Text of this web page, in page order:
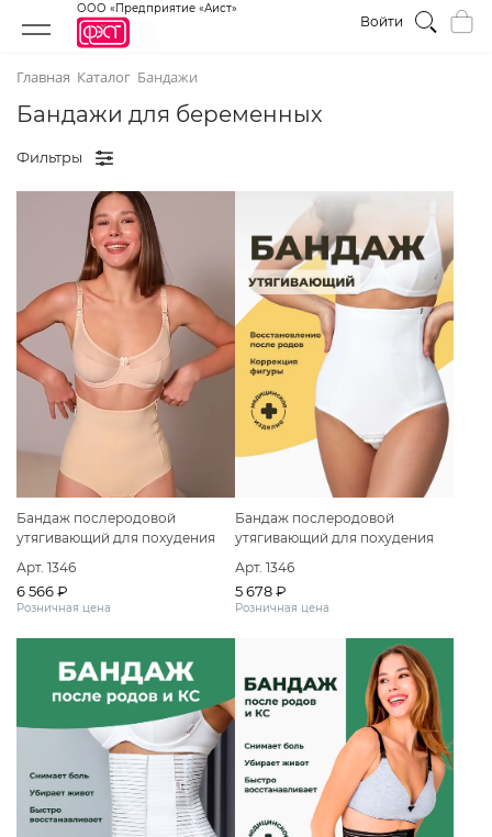
ООО «Предприятие «Аист»
Войти
Главная Каталог Бандажи
Бандажи для беременных
Фильтры
Бандаж послеродовой
утягивающий для похудения
Арт. 1346
6 566 ₽
Розничная цена
Бандаж послеродовой
утягивающий для похудения
Арт. 1346
5 678 ₽
Розничная цена